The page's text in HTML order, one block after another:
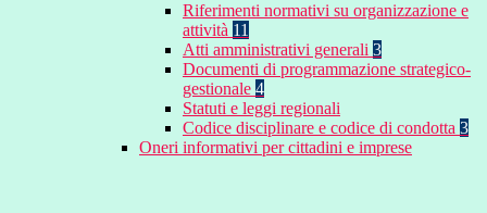
Riferimenti normativi su organizzazione e
attività 11
Atti amministrativi generali 3
Documenti di programmazione strategico-
gestionale 4
Statuti e leggi regionali
Codice disciplinare e codice di condotta 3
Oneri informativi per cittadini e imprese